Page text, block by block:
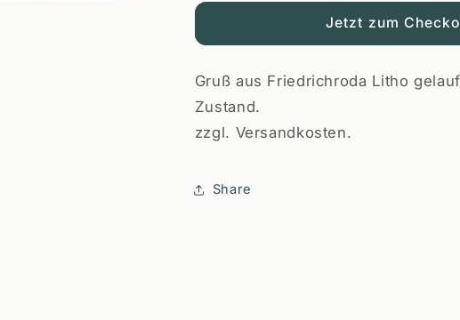
5804
5804
Jetzt zum
Gruß aus Friedrichroda Litho
Zustand.
zzgl. Versandkosten.
Share